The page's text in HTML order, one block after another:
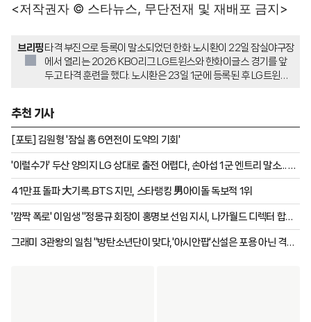
<저작권자 © 스타뉴스, 무단전재 및 재배포 금지>
브리핑타격 부진으로 등록이 말소되었던 한화 노시환이 22일 잠실야구장
에서 열리는 2026 KBO리그 LG트윈스와 한화이글스 경기를 앞
두고 타격 훈련을 했다. 노시환은 23일 1군에 등록된 후 LG트윈스
추천 기사
[포토] 김원형 '잠실 홈 6연전이 도약의 기회'
'이럴수가' 두산 양의지 LG 상대로 출전 어렵다, 손아섭 1군 엔트리 말소... 안
재석 데뷔 첫 4번 출장! 사령탑 "최근 흐름 좋다" [잠실 현장]
41만표 돌파 大기록..BTS 지민, 스타랭킹 男아이돌 독보적 1위
'깜짝 폭로' 이임생 "정몽규 회장이 홍명보 선임 지시, 나가월드 디렉터 합의
시점은..."
그래미 3관왕의 일침 "방탄소년단이 맞다,'아시안팝'신설은 포용 아닌 격리"